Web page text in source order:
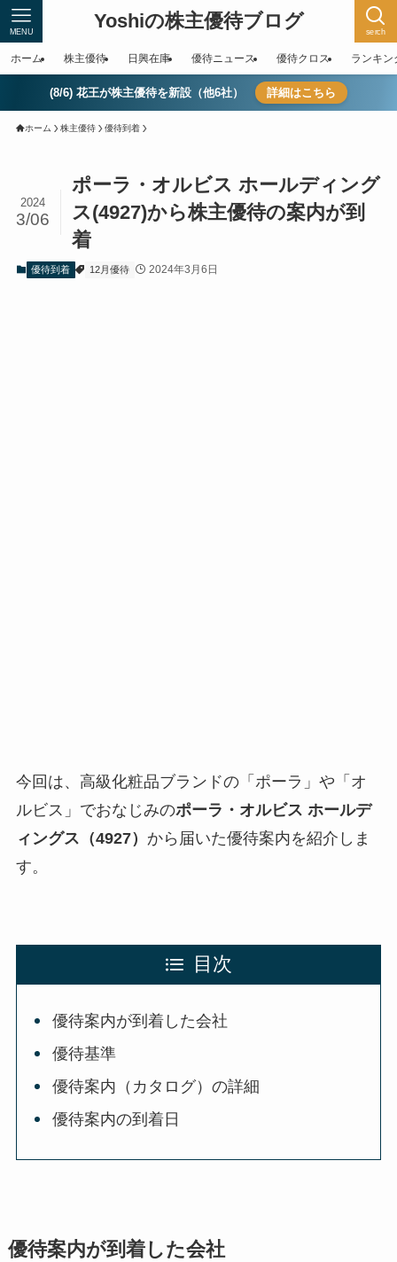
Yoshiの株主優待ブログ serch
MENU
ホーム 株主優待 日興在庫 優待ニュース 優待クロス ランキン
(8/6) 花王が株主優待を新設（他6社） 詳細はこちら
ホーム 株主優待 優待到着
ポーラ・オルビス ホールディング
ス(4927)から株主優待の案内が到
着
2024
3/06
優待到着 12月優待 2024年3月6日
今回は、高級化粧品ブランドの「ポーラ」や「オ
ルビス」でおなじみのポーラ・オルビス ホールデ
ィングス（4927） から届いた優待案内を紹介しま
す。
目次
優待案内が到着した会社
優待基準
優待案内（カタログ）の詳細
優待案内の到着日
優待案内が到着した会社